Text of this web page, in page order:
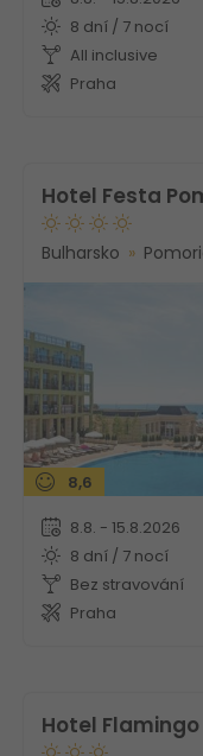
8 dní / 7 nocí
All inclusive
Praha
Hotel Festa
Bulharsko
8,6
8.8. - 15.8.2026
8 dní / 7 nocí
Bez stravování
Praha
Hotel